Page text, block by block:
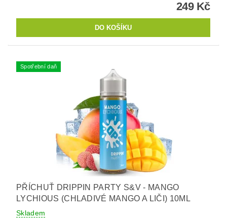
249 Kč
Spotřební daň
PŘÍCHUŤ DRIPPIN PARTY S&V - MANGO
LYCHIOUS (CHLADIVÉ MANGO A LIČI) 10ML
Skladem